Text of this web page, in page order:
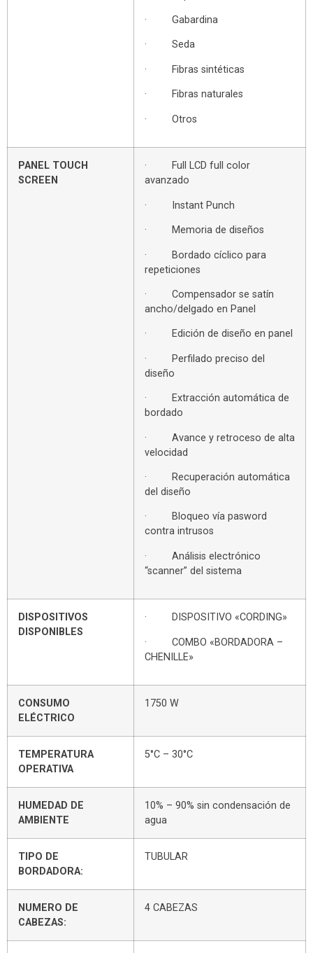
· Gabardina
· Seda
· Fibras sintéticas
· Fibras naturales
· Otros
PANEL TOUCH
SCREEN
· Full LCD full color
avanzado
· Instant Punch
· Memoria de diseños
· Bordado cíclico para
repeticiones
· Compensador se satín
ancho/delgado en Panel
· Edición de diseño en panel
· Perfilado preciso del
diseño
· Extracción automática de
bordado
· Avance y retroceso de alta
velocidad
· Recuperación automática
del diseño
· Bloqueo vía pasword
contra intrusos
· Análisis electrónico
“scanner” del sistema
DISPOSITIVOS
DISPONIBLES
· DISPOSITIVO «CORDING»
· COMBO «BORDADORA –
CHENILLE»
CONSUMO
ELÉCTRICO
1750 W
TEMPERATURA
OPERATIVA
5°C – 30°C
HUMEDAD DE
AMBIENTE
10% – 90% sin condensación de
agua
TIPO DE
BORDADORA:
TUBULAR
NUMERO DE
CABEZAS:
4 CABEZAS